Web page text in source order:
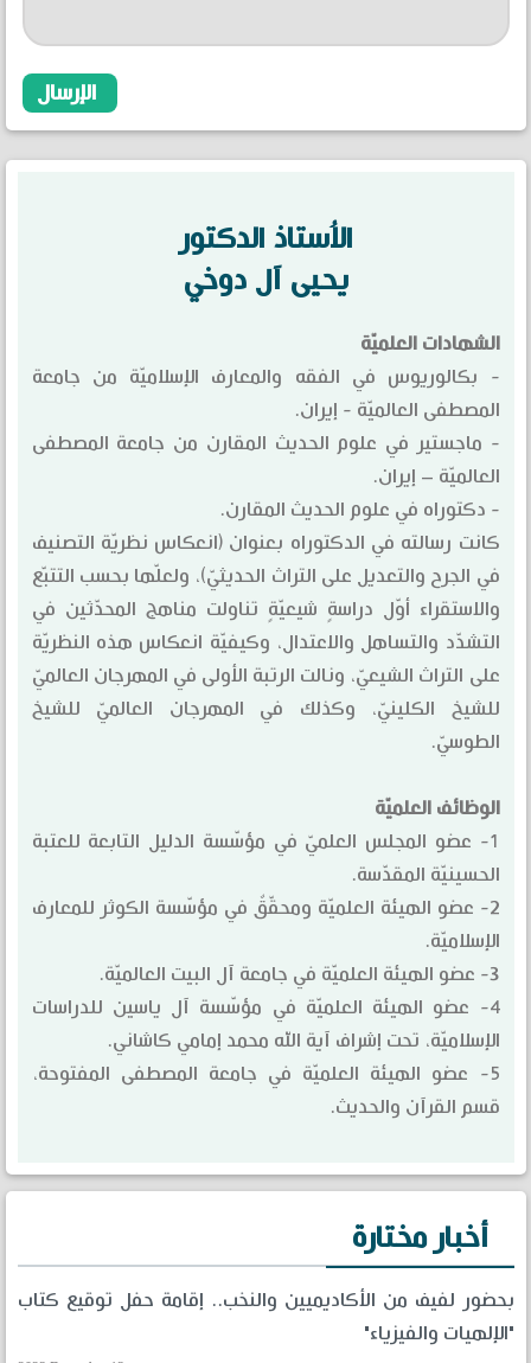
الاُستاذ الدكتور
يحيى آل دوخي
الشهادات العلميّة
- بكالوريوس في الفقه والمعارف الإسلاميّة من جامعة
المصطفى العالميّة - إيران.
- ماجستير في علوم الحديث المقارن من جامعة المصطفى
العالميّة – إيران.
- دكتوراه في علوم الحديث المقارن.
كانت رسالته في الدكتوراه بعنوان (انعكاس نظريّة التصنيف
في الجرح والتعديل على التراث الحديثيّ)، ولعلّها بحسب التتبّع
والاستقراء أوّل دراسةٍ شيعيّةٍ تناولت مناهج المحدّثين في
التشدّد والتساهل والاعتدال، وكيفيّة انعكاس هذه النظريّة
على التراث الشيعيّ، ونالت الرتبة الأولى في المهرجان العالميّ
للشيخ الكلينيّ، وكذلك في المهرجان العالميّ للشيخ
الطوسيّ.
الوظائف العلميّة
1- عضو المجلس العلميّ في مؤسّسة الدليل التابعة للعتبة
الحسينيّة المقدّسة.
2- عضو الهيئة العلميّة ومحقّقٌ في مؤسّسة الكوثر للمعارف
الإسلاميّة.
3- عضو الهيئة العلميّة في جامعة آل البيت العالميّة.
4- عضو الهيئة العلميّة في مؤسّسة آل ياسين للدراسات
الإسلاميّة، تحت إشراف آية الله محمد إمامي كاشاني.
5- عضو الهيئة العلميّة في جامعة المصطفى المفتوحة،
قسم القرآن والحديث.
أخبار مختارة
بحضور لفيف من الأكاديميين والنخب.. إقامة حفل توقيع كتاب
"الإلهيات والفيزياء"